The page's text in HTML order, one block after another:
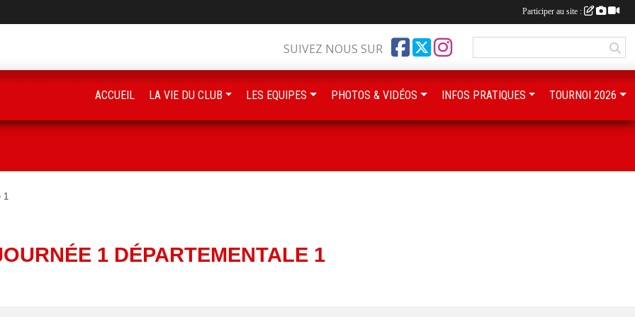
1
1 DÉPARTEMENTALE 1
SUIVEZ NOUS SUR
ACCUEIL LA VIE DU CLUB LES EQUIPES PHOTOS & VIDÉOS INFOS PRATIQUES TOURNOI 2026
Participer au site :